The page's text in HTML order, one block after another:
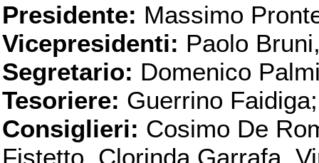
Presidente: Massimo
Vicepresidenti: Paolo
Segretario: Domenico
Tesoriere: Guerrino Faidiga;
Consiglieri: Cosimo De
Fistetto, Clorinda Garrafa,